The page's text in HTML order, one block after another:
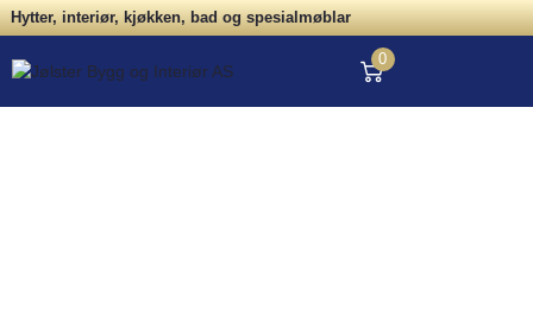
Hytter, interiør, kjøkken, bad og spesialmøblar
0